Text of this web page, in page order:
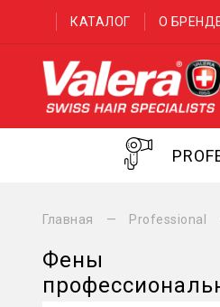
КАТАЛОГ О
Главная Professional
Фены